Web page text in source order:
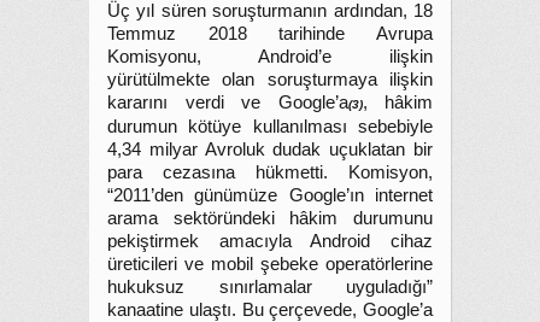
Üç yıl süren soruşturmanın ardından, 18
Temmuz 2018 tarihinde Avrupa
Komisyonu, Android’e ilişkin
yürütülmekte olan soruşturmaya ilişkin
kararını verdi ve Google’a(3), hâkim
durumun kötüye kullanılması sebebiyle
4,34 milyar Avroluk dudak uçuklatan bir
para cezasına hükmetti. Komisyon,
“2011’den günümüze Google’ın internet
arama sektöründeki hâkim durumunu
pekiştirmek amacıyla Android cihaz
üreticileri ve mobil şebeke operatörlerine
hukuksuz sınırlamalar uyguladığı”
kanaatine ulaştı. Bu çerçevede, Google’a